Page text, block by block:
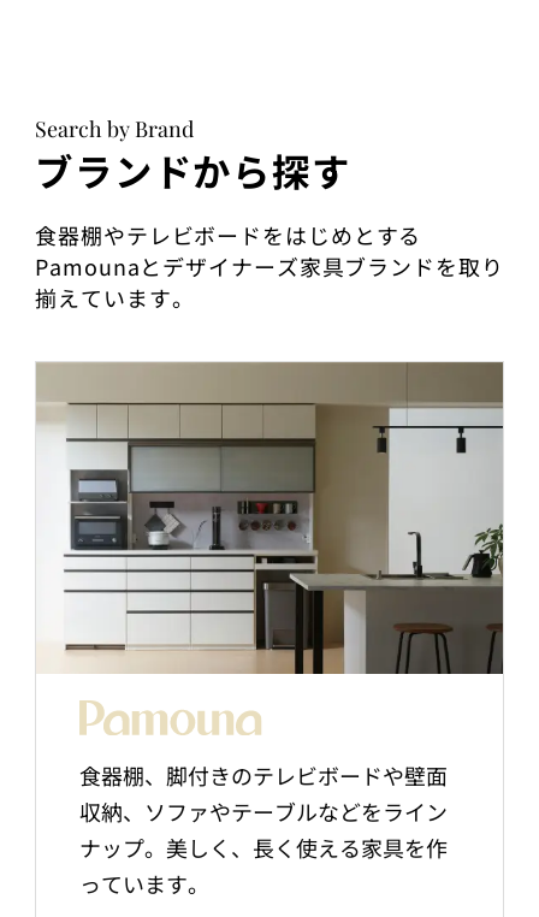
Search by Brand
ブランドから探す
食器棚やテレビボードをはじめとする
Pamounaとデザイナーズ家具ブランドを取り
揃えています。
食器棚、脚付きのテレビボードや壁面
収納、ソファやテーブルなどをライン
ナップ。美しく、長く使える家具を作
っています。